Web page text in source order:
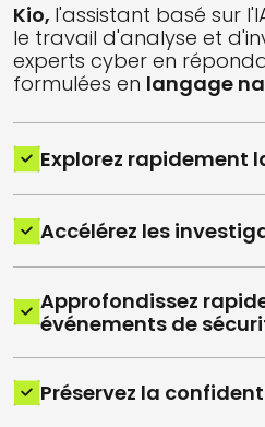
Kio, l'assistant basé sur
le travail d'analyse et
experts cyber en
formulées en langage
Explorez rapidement
Accélérez les
Approfondissez
événements de
Préservez la